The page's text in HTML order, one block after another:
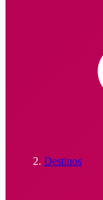
Destinos